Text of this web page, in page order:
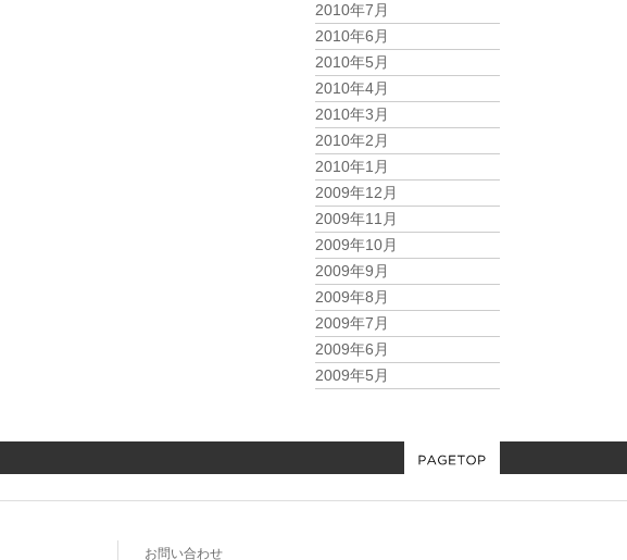
2010年7月
2010年6月
2010年5月
2010年4月
2010年3月
2010年2月
2010年1月
2009年12月
2009年11月
2009年10月
2009年9月
2009年8月
2009年7月
2009年6月
2009年5月
お問い合わせ